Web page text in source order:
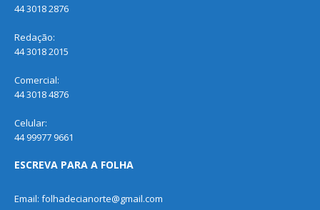
44 3018 2876
Redação:
44 3018 2015
Comercial:
44 3018 4876
Celular:
44 99977 9661
ESCREVA PARA A FOLHA
Email: folhadecianorte@gmail.com